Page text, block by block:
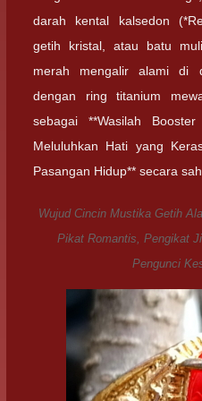
darah kental kalsedon
getih kristal, atau batu
merah mengalir alami di
dengan ring titanium
sebagai **Wasilah
Meluluhkan Hati yang
Pasangan Hidup** secara
Wujud Cincin Mustika Getih
Pikat Romantis, Pengikat
Pengunci